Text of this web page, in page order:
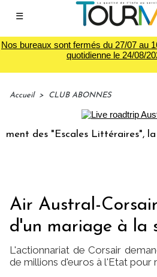
☰
Nos bureaux sont fermés du 27/07 au
quotidienne le 24/08/
Accueil > CLUB ABONNES
Littéraires", la première
Air Austral-
d'un mariage à la
L'actionnariat de Corsair
de millions d'euros à l'Etat pour